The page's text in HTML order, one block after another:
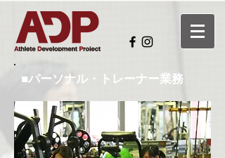
■パーソナル・トレーナー業務